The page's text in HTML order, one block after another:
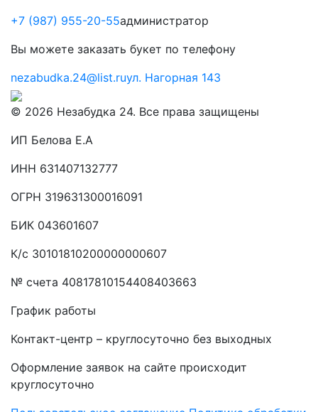
+7 (987) 955-20-55администратор
Вы можете заказать букет по телефону
nezabudka.24@list.ruул. Нагорная 143
© 2026 Незабудка 24. Все права защищены
ИП Белова Е.А
ИНН 631407132777
ОГРН 319631300016091
БИК 043601607
К/с 30101810200000000607
№ счета 40817810154408403663
График работы
Контакт-центр – круглосуточно без выходных
Оформление заявок на сайте происходит
круглосуточно